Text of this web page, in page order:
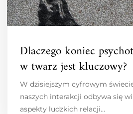
Dlaczego koniec
w twarz jest kluczowy?
W dzisiejszym cyfrowym
naszych interakcji odbywa się
aspekty ludzkich relacji…